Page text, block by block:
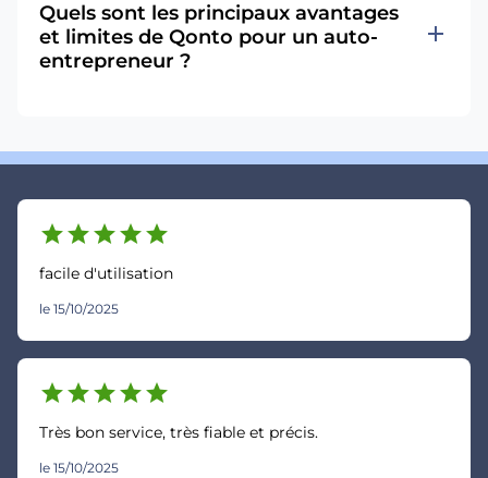
Quels sont les principaux avantages
et limites de Qonto pour un auto-
entrepreneur ?
add
starstarstarstarstar
facile d'utilisation
le 15/10/2025
starstarstarstarstar
Très bon service, très fiable et précis.
le 15/10/2025